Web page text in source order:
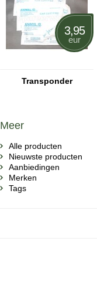
3,95
eur
Transponder
Meer
Alle producten
Nieuwste producten
Aanbiedingen
Merken
Tags